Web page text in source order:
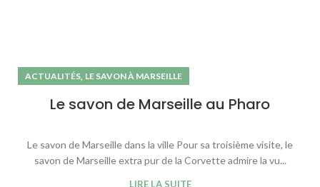
ACTUALITÉS, LE SAVON À MARSEILLE
Le savon de Marseille au Pharo
Le savon de Marseille dans la ville Pour sa troisième visite, le
savon de Marseille extra pur de la Corvette admire la vu...
LIRE LA SUITE